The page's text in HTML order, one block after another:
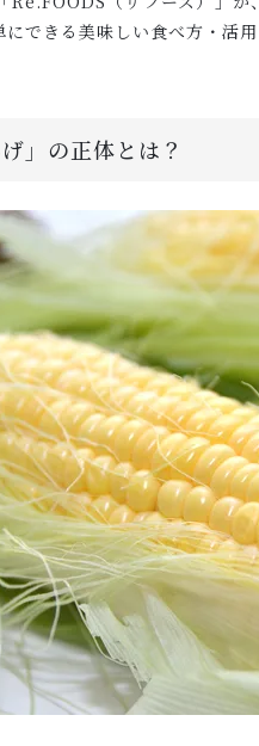
できる美味しい食べ方・活用
」の正体とは？